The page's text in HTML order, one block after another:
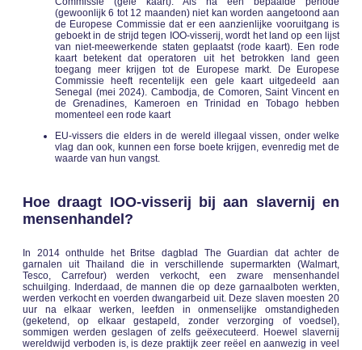
(gewoonlijk 6 tot 12 maanden) niet kan worden aangetoond aan
de Europese Commissie dat er een aanzienlijke vooruitgang is
geboekt in de strijd tegen IOO-visserij, wordt het land op een lijst
van niet-meewerkende staten geplaatst (rode kaart). Een rode
kaart betekent dat operatoren uit het betrokken land geen
toegang meer krijgen tot de Europese markt. De Europese
Commissie heeft recentelijk een gele kaart uitgedeeld aan
Senegal (mei 2024). Cambodja, de Comoren, Saint Vincent en
de Grenadines, Kameroen en Trinidad en Tobago hebben
momenteel een rode kaart
EU-vissers die elders in de wereld illegaal vissen, onder welke
vlag dan ook, kunnen een forse boete krijgen, evenredig met de
waarde van hun vangst.
Hoe draagt IOO-visserij bij aan slavernij en
mensenhandel?
In 2014 onthulde het Britse dagblad The Guardian dat achter de
garnalen uit Thailand die in verschillende supermarkten (Walmart,
Tesco, Carrefour) werden verkocht, een zware mensenhandel
schuilging. Inderdaad, de mannen die op deze garnaalboten werkten,
werden verkocht en voerden dwangarbeid uit. Deze slaven moesten 20
uur na elkaar werken, leefden in onmenselijke omstandigheden
(geketend, op elkaar gestapeld, zonder verzorging of voedsel),
sommigen werden geslagen of zelfs geëxecuteerd. Hoewel slavernij
wereldwijd verboden is, is deze praktijk zeer reëel en aanwezig in veel